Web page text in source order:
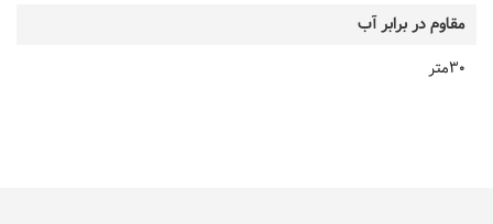
مقاوم در برابر آب
30متر